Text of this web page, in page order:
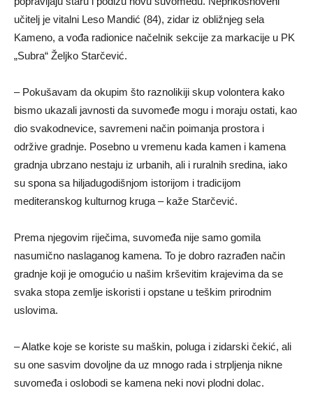
učitelj je vitalni Leso Mandić (84), zidar iz obližnjeg sela
Kameno, a vođa radionice načelnik sekcije za markacije u PK
„Subra“ Željko Starčević.
– Pokušavam da okupim što raznolikiji skup volontera kako
bismo ukazali javnosti da suvomeđe mogu i moraju ostati, kao
dio svakodnevice, savremeni način poimanja prostora i
održive gradnje. Posebno u vremenu kada kamen i kamena
gradnja ubrzano nestaju iz urbanih, ali i ruralnih sredina, iako
su spona sa hiljadugodišnjom istorijom i tradicijom
mediteranskog kulturnog kruga – kaže Starčević.
Prema njegovim riječima, suvomeđa nije samo gomila
nasumično naslaganog kamena. To je dobro razrađen način
gradnje koji je omogućio u našim krševitim krajevima da se
svaka stopa zemlje iskoristi i opstane u teškim prirodnim
uslovima.
– Alatke koje se koriste su maškin, poluga i zidarski čekić, ali
su one sasvim dovoljne da uz mnogo rada i strpljenja nikne
suvomeđa i oslobodi se kamena neki novi plodni dolac.